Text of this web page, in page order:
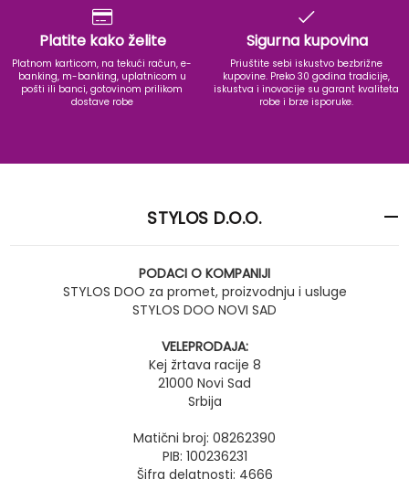
Platite kako želite
Platnom karticom, na tekući račun, e-
banking, m-banking, uplatnicom u
pošti ili banci, gotovinom prilikom
dostave robe
Sigurna kupovina
Priuštite sebi iskustvo bezbrižne
kupovine. Preko 30 godina tradicije,
iskustva i inovacije su garant kvaliteta
robe i brze isporuke.
STYLOS D.O.O.
PODACI O KOMPANIJI
STYLOS DOO za promet, proizvodnju i usluge
STYLOS DOO NOVI SAD
VELEPRODAJA:
Kej žrtava racije 8
21000 Novi Sad
Srbija
Matični broj: 08262390
PIB: 100236231
Šifra delatnosti: 4666